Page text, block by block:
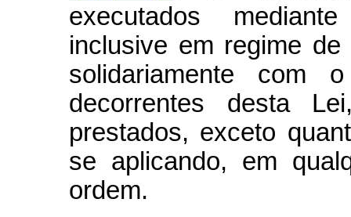
executados
inclusive em regime de
solidariamente com
decorrentes desta
prestados, exceto
se aplicando, em
ordem.